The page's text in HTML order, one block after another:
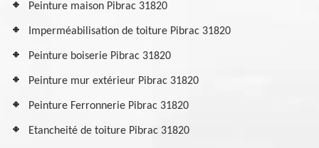
Peinture maison Pibrac 31820
Imperméabilisation de toiture Pibrac 31820
Peinture boiserie Pibrac 31820
Peinture mur extérieur Pibrac 31820
Peinture Ferronnerie Pibrac 31820
Etancheité de toiture Pibrac 31820